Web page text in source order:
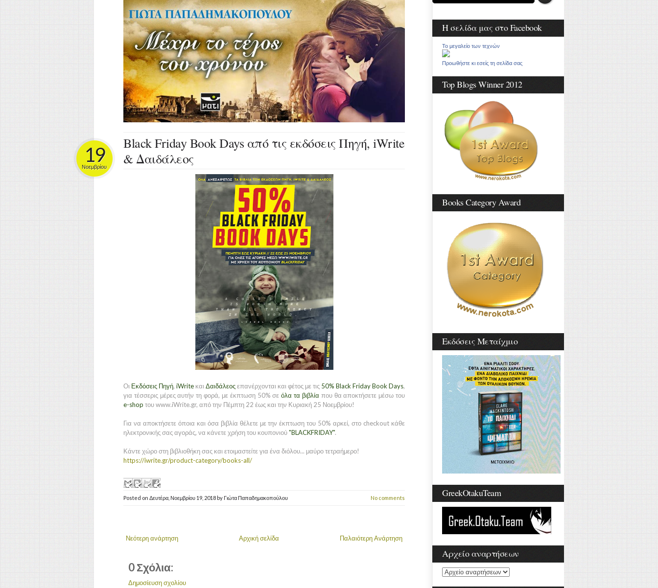
Black Friday Book Days από τις εκδόσεις Πηγή, iWrite
& Δαιδάλεος
19
Νοεμβρίου
Οι Εκδόσεις Πηγή, iWrite και Δαιδάλεοςεπανέρχονται και φέτος με τις 50% Black Friday Book Days,
για τέσσερις μέρες αυτήν τη φορά, με έκπτωση 50% σεόλα τα βιβλία που θα αποκτήσετε μέσω του
e-shop του www.iWrite.gr, από την Πέμπτη 22 έως και την Κυριακή 25 Νοεμβρίου!
Για να αποκτήσετε όποια και όσα βιβλία θέλετε με την έκπτωση του 50% αρκεί, στο checkout κάθε
ηλεκτρονικής σας αγοράς, να κάνετε χρήση του κουπονιού"BLACKFRIDAY".
Κάντε χώρο στη βιβλιοθήκη σας και ετοιμαστείτε για ένα διόλου... μαύρο τετραήμερο!
https://iwrite.gr/product-category/books-all/
Posted on Δευτέρα, Νοεμβρίου 19, 2018 by Γιώτα Παπαδημακοπούλου No comments
Νεότερη ανάρτηση Παλαιότερη Ανάρτηση
Αρχική σελίδα
0 Σχόλια:
Δημοσίευση σχολίου
Η σελίδα μας στο Facebook
Το μεγαλείο των τεχνών
Προωθήστε κι εσείς τη σελίδα σας
Top Blogs Winner 2012
Books Category Award
Εκδόσεις Μεταίχμιο
GreekOtakuTeam
Αρχείο αναρτήσεων